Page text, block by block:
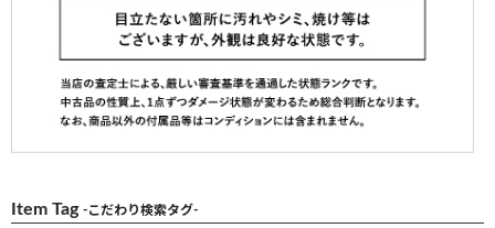
Item Tag -こだわり検索タグ-